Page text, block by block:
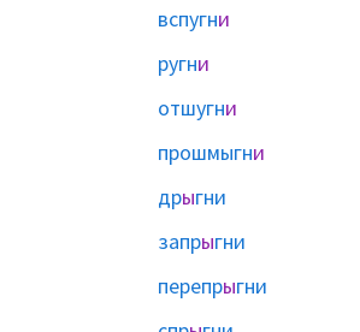
вспугни
ругни
отшугни
прошмыгни
дрыгни
запрыгни
перепрыгни